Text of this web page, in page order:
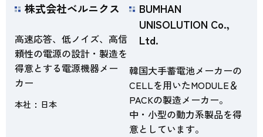
株式会社ベルニクス
本社 日本
高速応答、低ノイズ、高信
頼性の電源の設計・製造を
得意とする電源機器メー
カー
BUMHAN
UNISOLUTION Co.,
Ltd.
韓国大手蓄電池メーカーの
CELLを用いたMODULE＆
PACKの製造メーカー。
中・小型の動力系製品を得
意としています。